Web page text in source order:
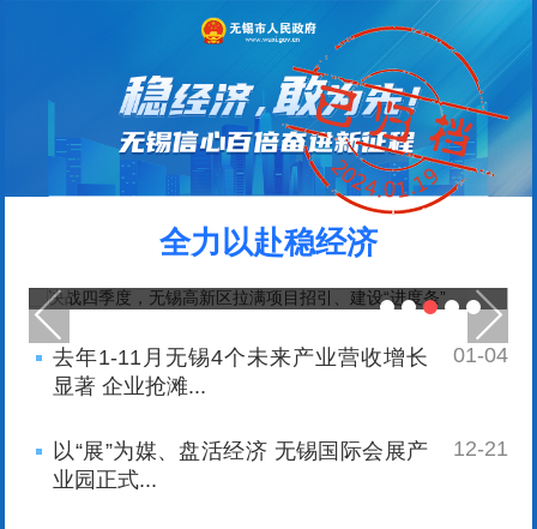
全力以赴稳经济
设“进度条” 01-04
去年1-11月无锡4个未来产业营收增长
显著 企业抢滩...
12-21
以“展”为媒、盘活经济 无锡国际会展产
业园正式...